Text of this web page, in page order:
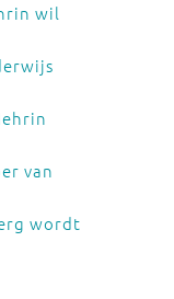
wil
van
wordt